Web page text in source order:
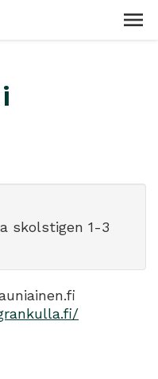
skolstigen 1-3